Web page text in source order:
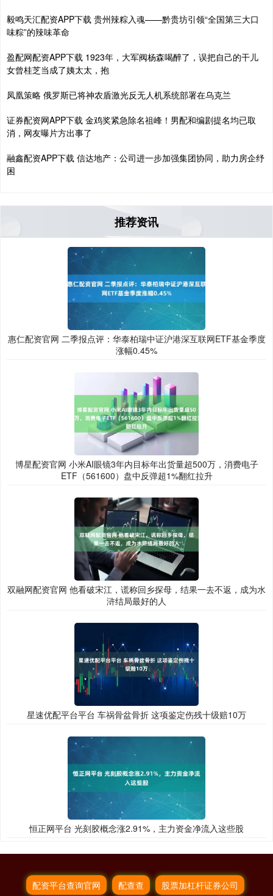
毅鸣天汇配资APP下载 贵州辣粽入魂——黔贵坊引领“全国第三大口
味粽”的辣味革命
盈配网配资APP下载 1923年，大军阀杨森喝醉了，误把自己的干儿
女曾桂芝当成了姨太太，抱
凤凰策略 俄罗斯已将神农盾激光反无人机系统部署在乌克兰
证券配资网APP下载 金鸡奖紧急除名祖峰！男配和编剧提名均已取
消，网友曝片方出事了
融鑫配资APP下载 信达地产：公司进一步加强集团协同，助力房企纾
困
推荐资讯
惠仁配资官网 二季报点评：华泰柏瑞中证沪港深互联网ETF基金季度
涨幅0.45%
博星配资官网 小米AI眼镜3年内目标年出货量超500万，消费电子
ETF（561600）盘中反弹超1%翻红拉升
双融网配资官网 他看破宋江，谎称回乡探母，结果一去不返，成为水
浒结局最好的人
星速优配平台平台 车祸骨盆骨折 这项鉴定伤残十级赔10万
恒正网平台 光刻胶概念涨2.91%，主力资金净流入这些股
配资平台查询官网 配查查 股票加杠杆证券公司